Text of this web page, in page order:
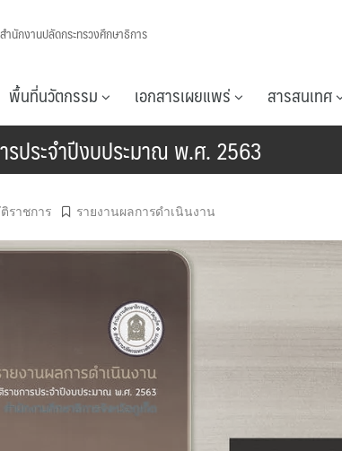
สำนักงานปลัดกระทรวงศึกษาธิการ
พื้นที่นวัตกรรม เอกสารเผยแพร่ สารสนเทศ
รประจำปีงบประมาณ พ.ศ. 2563
ราชการ รายงานผลการดำเนินงาน